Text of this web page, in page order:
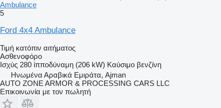
Ambulance
5
Ford 4x4 Ambulance
Τιμή κατόπιν αιτήματος
Ασθενοφόρο
Ισχύς 280 ίπποδύναμη (206 kW) Καύσιμο βενζίνη
Hνωμένα Αραβικά Εμιράτα, Ajman
AUTO ZONE ARMOR & PROCESSING CARS LLC
Επικοινωνία με τον πωλητή